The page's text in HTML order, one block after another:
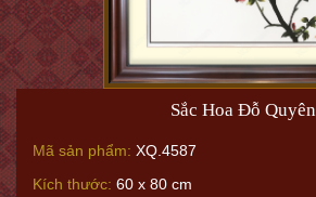
Sắc Hoa Đỗ Quyên
Mã sản phẩm: XQ.4587
Kích thước: 60 x 80 cm